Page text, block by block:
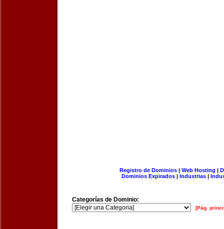
Registro de Dominios| Web Hosting |
Dominios Expirados | Industrias |
Categorías de Dominio:
[Pág.